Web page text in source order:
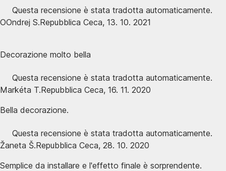
Questa recensione è stata tradotta automaticamente.
OOndrej S.Repubblica Ceca, 13. 10. 2021
Decorazione molto bella
Questa recensione è stata tradotta automaticamente.
Markéta T.Repubblica Ceca, 16. 11. 2020
Bella decorazione.
Questa recensione è stata tradotta automaticamente.
Žaneta Š.Repubblica Ceca, 28. 10. 2020
Semplice da installare e l'effetto finale è sorprendente.